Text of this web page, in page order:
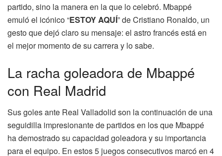
partido, sino la manera en la que lo celebró. Mbappé
emuló el icónico “ESTOY AQUÍ” de Cristiano Ronaldo, un
gesto que dejó claro su mensaje: el astro francés está en
el mejor momento de su carrera y lo sabe.
La racha goleadora de Mbappé
con Real Madrid
Sus goles ante Real Valladolid son la continuación de una
seguidilla impresionante de partidos en los que Mbappé
ha demostrado su capacidad goleadora y su importancia
para el equipo. En estos 5 juegos consecutivos marcó en 4